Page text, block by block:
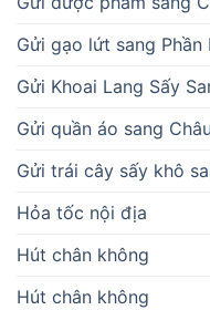
Gửi gạo lứt sang Phần
Gửi Khoai Lang Sấy
Gửi quần áo sang
Gửi trái cây sấy khô
Hỏa tốc nội địa
Hút chân không
Hút chân không